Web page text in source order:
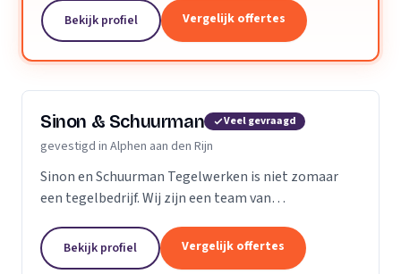
zich door zijn expertise in het schuren, lakken...
Bekijk profiel Vergelijk offertes
Sinon & Schuurman Veel gevraagd
gevestigd in Alphen aan den Rijn
Sinon en Schuurman Tegelwerken is niet zomaar
een tegelbedrijf. Wij zijn een team van
van natuursteen. Onze natuurstenen vloeren zijn
niet alleen...
Bekijk profiel Vergelijk offertes